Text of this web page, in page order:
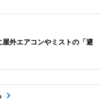
外エアコンやミストの「避